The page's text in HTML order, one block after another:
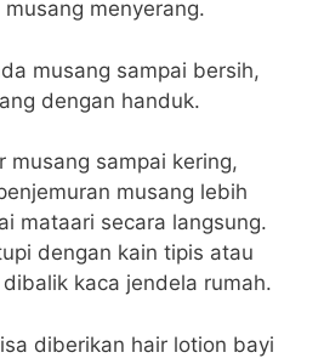
menyerang.
musang sampai bersih,
dengan handuk.
musang sampai kering,
musang lebih
mataari secara langsung.
dengan kain tipis atau
kaca jendela rumah.
diberikan hair lotion bayi